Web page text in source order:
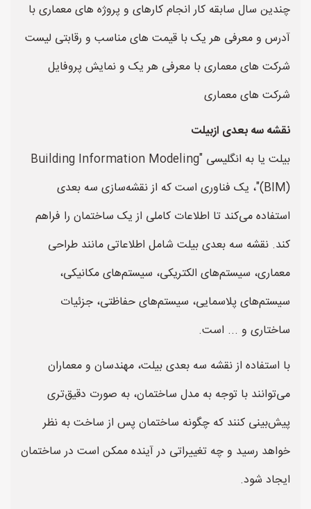
چندین سال سابقه کار انجام کارهای و پروژه های معماری با
آدرس و معرفی هر یک با قیمت های مناسب و رقابتی لیست
شرکت های معماری با معرفی هر یک و نمایش پروفایل
شرکت های معماری
نقشه سه بعدی ازبیلت
بیلت یا به انگلیسی "Building Information Modeling
(BIM)"، یک فناوری است که از نقشه‌سازی سه بعدی
استفاده می‌کند تا اطلاعات کاملی از یک ساختمان را فراهم
کند. نقشه سه بعدی بیلت شامل اطلاعاتی مانند طراحی
معماری، سیستم‌های الکتریکی، سیستم‌های مکانیکی،
سیستم‌های پلاسمایی، سیستم‌های حفاظتی، جزئیات
ساختاری و ... است.
با استفاده از نقشه سه بعدی بیلت، مهندسان و معماران
می‌توانند با توجه به مدل ساختمان، به صورت دقیق‌تری
پیش‌بینی کنند که چگونه ساختمان پس از ساخت به نظر
خواهد رسید و چه تغییراتی در آینده ممکن است در ساختمان
ایجاد شود.